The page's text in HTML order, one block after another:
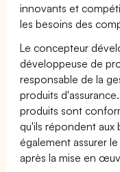
innovants et
les besoins des
Le concepteur
développeuse de
responsable de la
produits
produits sont
qu'ils répondent aux
également assurer
après la mise en